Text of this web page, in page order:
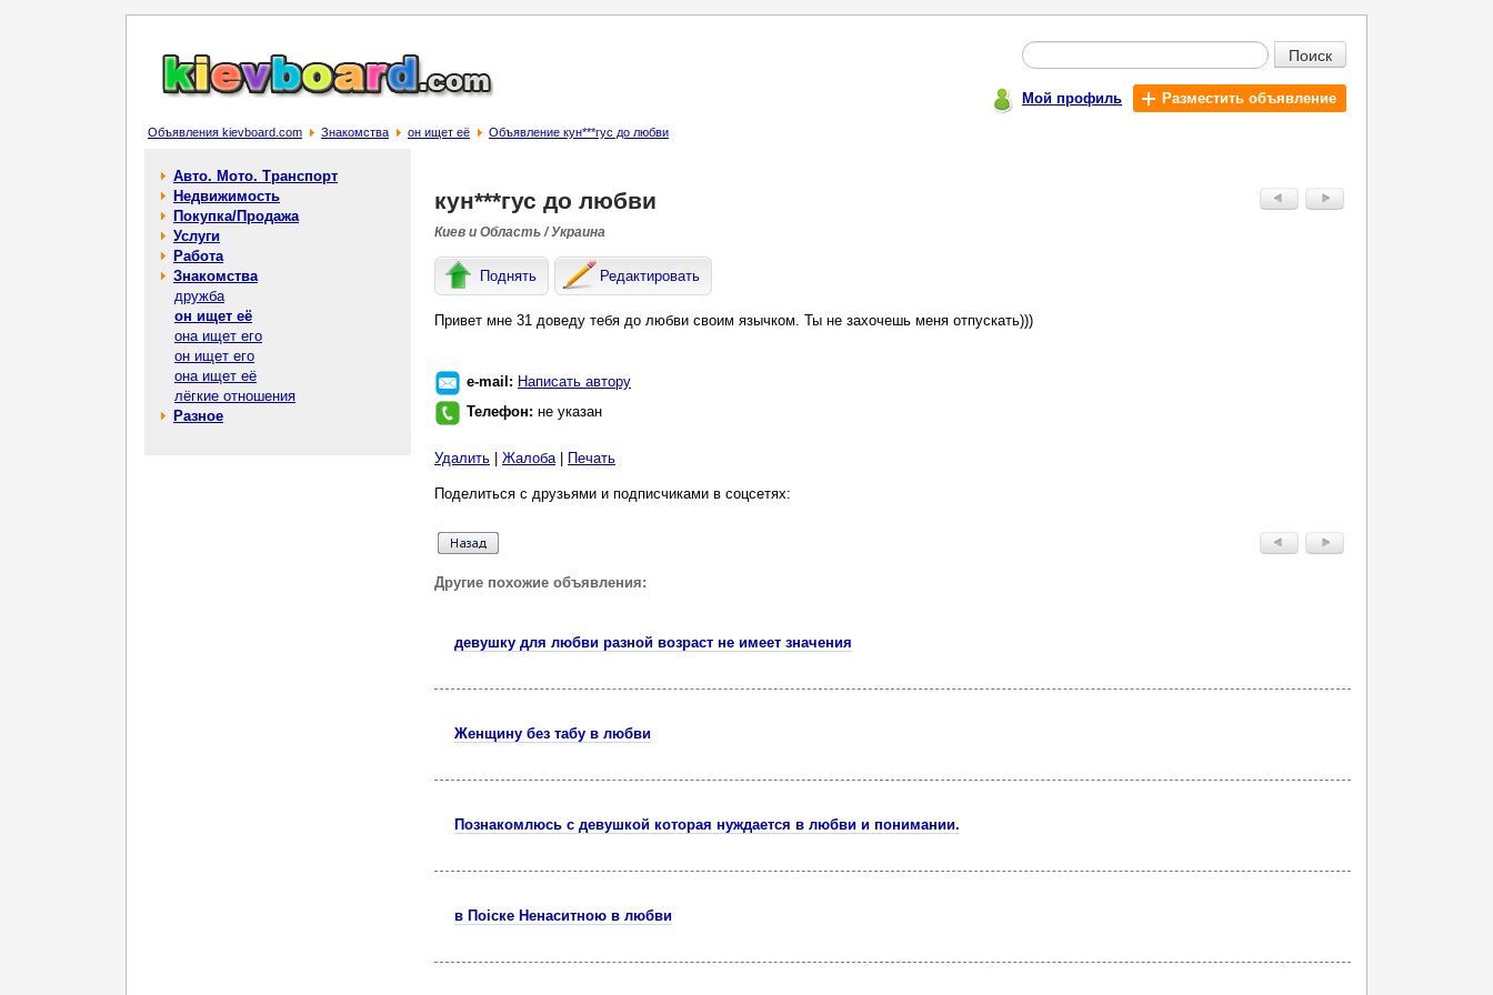
Поиск
Мой профиль Разместить объявление
Объявления kievboard.com Знакомства он ищет её Объявление кyн***гус до любви
Авто. Мото. Транспорт
Недвижимость
Покупка/Продажа
Услуги
Работа
Знакомства
дружба
он ищет её
она ищет его
он ищет его
она ищет её
лёгкие отношения
Разное
кyн***гус до любви
Киев и Область / Украина
Поднять Редактировать
Привет мне 31 доведу тебя до любви своим язычком. Ты не захочешь меня отпускать)))
e-mail: Написать автору
Телефон: не указан
Удалить Жалоба| Печать
Поделиться с друзьями и подписчиками в соцсетях:
Другие похожие объявления:
девушку для любви разной возраст не имеет значения
Женщину без табу в любви
Познакомлюсь с девушкой которая нуждается в любви и понимании.
в Поіске Ненаситною в любви